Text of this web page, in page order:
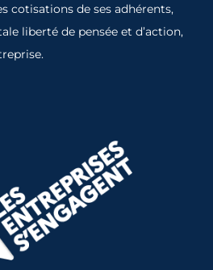
cotisations de ses adhérents,
liberté de pensée et d’action,